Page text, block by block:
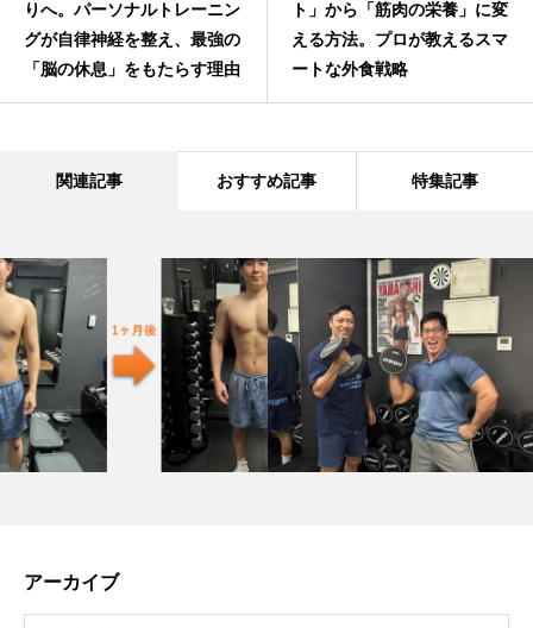
りへ。パーソナルトレーニン
グが自律神経を整え、最強の
「脳の休息」をもたらす理由
ト」から「筋肉の栄養」に変
える方法。プロが教えるスマ
ートな外食戦略
関連記事 おすすめ記事 特集記事
アーカイブ